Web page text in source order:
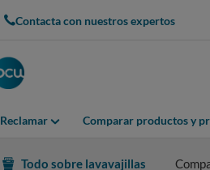
Contacta con nuestros expertos
Reclamar Comparar productos y
Todo sobre lavavajillas